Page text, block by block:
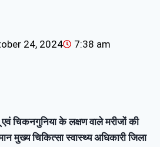
24, 2024 7:38 am
चिकनगुनिया के लक्षण वाले मरीजों की
मुख्य चिकित्सा स्वास्थ्य अधिकारी जिला